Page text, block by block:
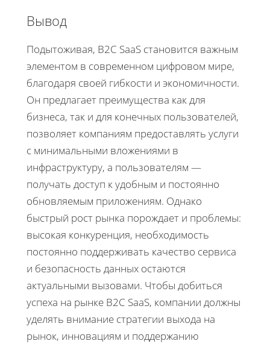
Вывод
Подытоживая, B2C SaaS становится важным
элементом в современном цифровом мире,
благодаря своей гибкости и экономичности.
Он предлагает преимущества как для
бизнеса, так и для конечных пользователей,
позволяет компаниям предоставлять услуги
с минимальными вложениями в
инфраструктуру, а пользователям —
получать доступ к удобным и постоянно
обновляемым приложениям. Однако
быстрый рост рынка порождает и проблемы:
высокая конкуренция, необходимость
постоянно поддерживать качество сервиса
и безопасность данных остаются
актуальными вызовами. Чтобы добиться
успеха на рынке B2C SaaS, компании должны
уделять внимание стратегии выхода на
рынок, инновациям и поддержанию